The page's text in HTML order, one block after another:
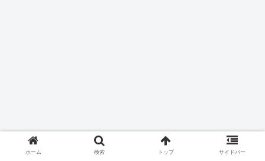
ホーム 検索 トップ サイドバー